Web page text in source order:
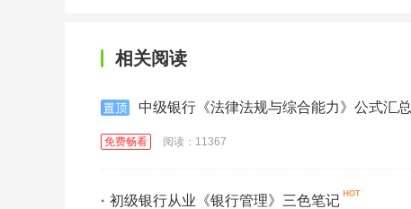
相关阅读
中级银行《法律法规与综合能力》公式汇总
免费畅看 阅读：11367
· 初级银行从业《银行管理》三色笔记